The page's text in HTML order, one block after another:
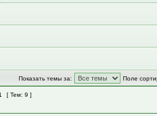
Показать темы за: Поле
[ Тем: 9 ]